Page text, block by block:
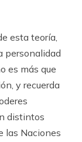
esta teoría,
personalidad
es más que
y recuerda
distintos
las Naciones